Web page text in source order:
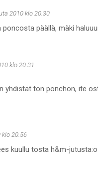
2010 klo 20.30
päällä, mäki
klo 20.31
yhdistät ton ponchon, ite
klo 20.56
kuullu tosta h&m-